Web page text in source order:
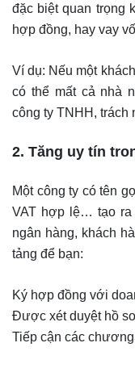
đặc biệt quan trọng
hợp đồng, hay vay
Ví dụ: Nếu một
có thể mất cả nhà
công ty TNHH, trách
2. Tăng uy tín
Một công ty có tên
VAT hợp lệ… tạo ra
ngân hàng, khách
tảng để bạn:
Ký hợp đồng với
Được xét duyệt hồ
Tiếp cận các